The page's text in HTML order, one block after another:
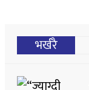
भर्खरै